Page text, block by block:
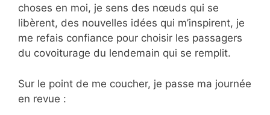
choses en moi, je sens des nœuds qui se
libèrent, des nouvelles idées qui m’inspirent, je
me refais confiance pour choisir les passagers
du covoiturage du lendemain qui se remplit.
Sur le point de me coucher, je passe ma journée
en revue :